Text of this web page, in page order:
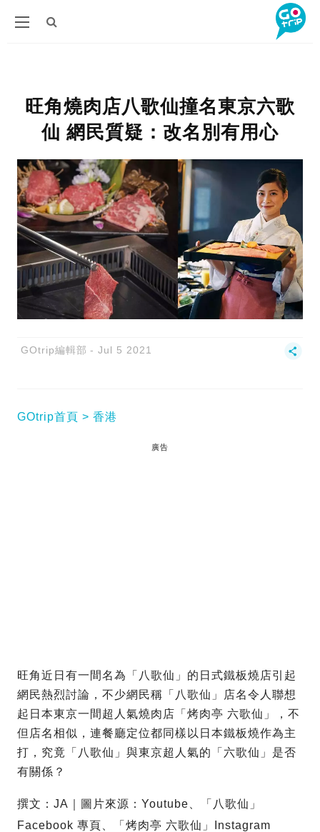
旺角燒肉店八歌仙撞名東京六歌
仙 網民質疑：改名別有用心
GOtrip編輯部 Jul 5 2021
GOtrip首頁 香港
廣告
旺角近日有一間名為「八歌仙」的日式鐵板燒店引起
網民熱烈討論，不少網民稱「八歌仙」店名令人聯想
起日本東京一間超人氣燒肉店「烤肉亭 六歌仙」，不
但店名相似，連餐廳定位都同樣以日本鐵板燒作為主
打，究竟「八歌仙」與東京超人氣的「六歌仙」是否
有關係？
撰文：JA｜圖片來源：Youtube、「八歌仙」
Facebook 專頁、「烤肉亭 六歌仙」Instagram